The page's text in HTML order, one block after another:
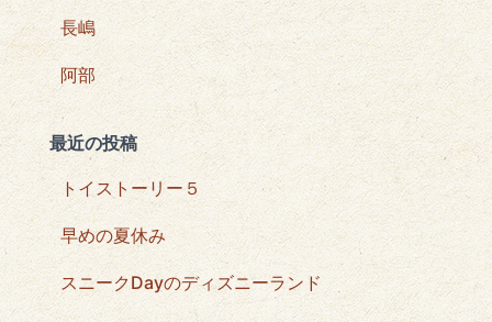
長嶋
阿部
最近の投稿
トイストーリー５
早めの夏休み
スニークDayのディズニーランド